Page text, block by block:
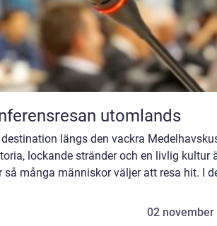
utomlands
längs den vackra
lockande stränder och en livlig kultur
många människor väljer att resa hit. I
02 november